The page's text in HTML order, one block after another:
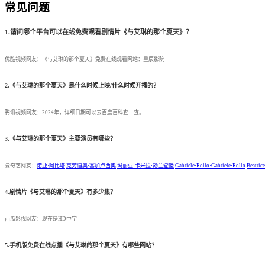
常见问题
1.请问哪个平台可以在线免费观看剧情片《与艾琳的那个夏天》？
优酷视频网友：《与艾琳的那个夏天》免费在线观看网站：星辰影院
2.《与艾琳的那个夏天》是什么时候上映/什么时候开播的？
腾讯视频网友：2024年，详细日期可以去百度百科查一查。
3.《与艾琳的那个夏天》主要演员有哪些？
爱奇艺网友： 诺亚·阿比塔 克劳迪奥·塞加卢西奥 玛丽亚·卡米拉·勃兰登堡 Gabriele·Rollo·Gabriele·Rollo
4.剧情片《与艾琳的那个夏天》有多少集？
西瓜影视网友：现在是HD中字
5.手机版免费在线点播《与艾琳的那个夏天》有哪些网站？